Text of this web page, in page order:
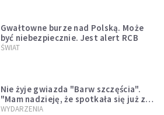
Gwałtowne burze nad Polską. Może
być niebezpiecznie. Jest alert RCB
ŚWIAT
Nie żyje gwiazda "Barw szczęścia".
"Mam nadzieję, że spotkała się już z
Bogiem, którego tak bardzo kochała"
WYDARZENIA